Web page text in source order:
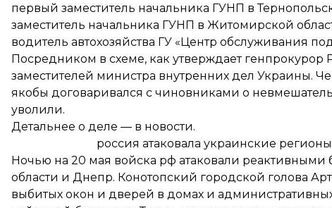
первый заместитель начальника ГУНП в
заместитель начальника ГУНП в Житомирской
водитель автохозяйства ГУ «Центр обслуживания
Посредником в схеме, как утверждает генпрокурор
заместителей министра внутренних дел Украины.
якобы договаривался с чиновниками о
уволили.
Детальнее о деле — в новости.
россия атаковала украинские
Ночью на 20 мая войска рф атаковали реактивными
области и Днепр. Конотопский городской голова
выбитых окон и дверей в домах и